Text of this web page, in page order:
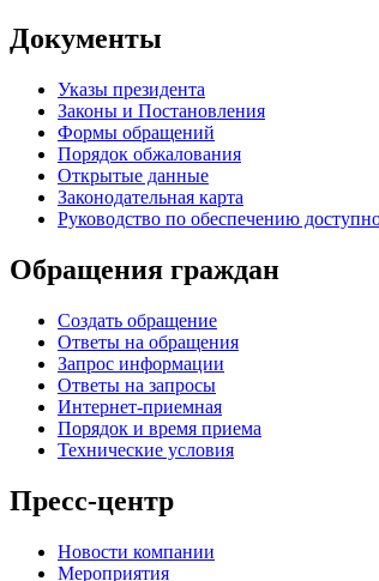
Документы
Указы президента
Законы и Постановления
Формы обращений
Порядок обжалования
Открытые данные
Законодательная карта
Руководство по обеспечению
Обращения граждан
Создать обращение
Ответы на обращения
Запрос информации
Ответы на запросы
Интернет-приемная
Порядок и время приема
Технические условия
Пресс-центр
Новости компании
Мероприятия